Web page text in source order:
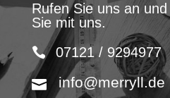
Rufen Sie uns an
Sie mit uns.
07121 / 9294977
info@merryll.de